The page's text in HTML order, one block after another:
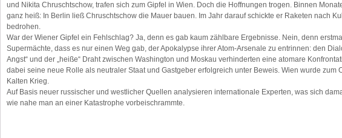
und Nikita Chruschtschow, trafen sich zum Gipfel in Wien. Doch die Hoffnungen trogen. Binnen
ganz heiß: In Berlin ließ Chruschtschow die Mauer bauen. Im Jahr darauf schickte er Raketen nach
bedrohen.
War der Wiener Gipfel ein Fehlschlag? Ja, denn es gab kaum zählbare Ergebnisse. Nein, denn
Supermächte, dass es nur einen Weg gab, der Apokalypse ihrer Atom-Arsenale zu entrinnen: den
Angst“ und der „heiße“ Draht zwischen Washington und Moskau verhinderten eine atomare
dabei seine neue Rolle als neutraler Staat und Gastgeber erfolgreich unter Beweis. Wien wurde zum
Kalten Krieg.
Auf Basis neuer russischer und westlicher Quellen analysieren internationale Experten, was sich
wie nahe man an einer Katastrophe vorbeischrammte.